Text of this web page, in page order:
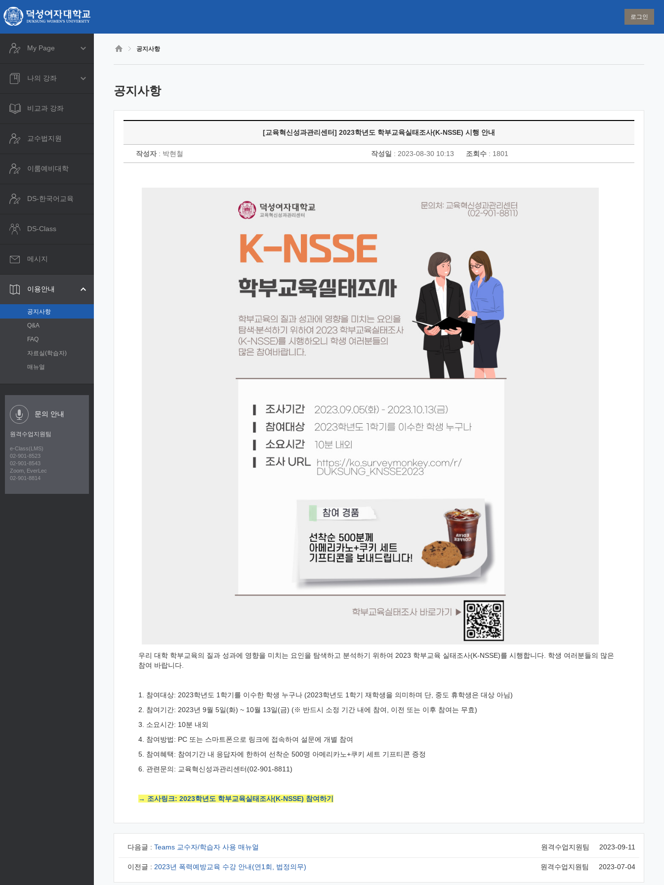
인
콘
텐
CyberCampus
로그인
My Page
나의 강좌
비교과 강좌
교수법지원
이룸예비대학
DS-한국어교육
DS-Class
메시지
이용안내
공지사항
Q&A
FAQ
자료실(학습자)
매뉴얼
문의 안내
원격수업지원팀
e-Class(LMS)
02-901-8523
02-901-8543
Zoom, EverLec
02-901-8814
공지사항
공지사항
[교육혁신성과관리센터] 2023학년도 학부교육실태조사(K-NSSE) 시행 안내
작성자: 박현철 작성일 : 2023-08-30 10:13 조회수: 1801
우리 대학 학부교육의 질과 성과에 영향을 미치는 요인을 탐색하고 분석하기 위하여 2023 학부교육 실태조사(K-NSSE)를 시행합니다. 학생 여러분들의 많은
참여 바랍니다.
1. 참여대상: 2023학년도 1학기를 이수한 학생 누구나 (2023학년도 1학기 재학생을 의미하며 단, 중도 휴학생은 대상 아님)
2. 참여기간: 2023년 9월 5일(화) ~ 10월 13일(금) (※ 반드시 소정 기간 내에 참여, 이전 또는 이후 참여는 무효)
3. 소요시간: 10분 내외
4. 참여방법: PC 또는 스마트폰으로 링크에 접속하여 설문에 개별 참여
5. 참여혜택: 참여기간 내 응답자에 한하여 선착순 500명 아메리카노+쿠키 세트 기프티콘 증정
6. 관련문의: 교육혁신성과관리센터(02-901-8811)
→ 조사링크: 2023학년도 학부교육실태조사(K-NSSE) 참여하기
다음글 : Teams 교수자/학습자 사용 매뉴얼 2023-09-11
원격수업지원팀
이전글 : 2023년 폭력예방교육 수강 안내(연1회, 법정의무) 2023-07-04
원격수업지원팀